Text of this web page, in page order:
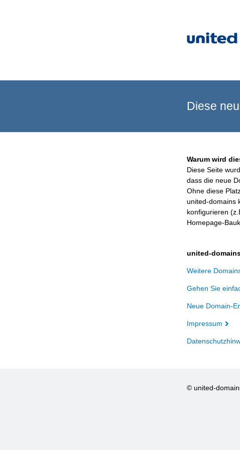
Diese
Warum wird
Diese Seite
dass die neue
Ohne diese
united-domains
konfigurieren
Homepage-
united-
Weitere
Gehen Sie
Neue Domain-
Impressum
© united-